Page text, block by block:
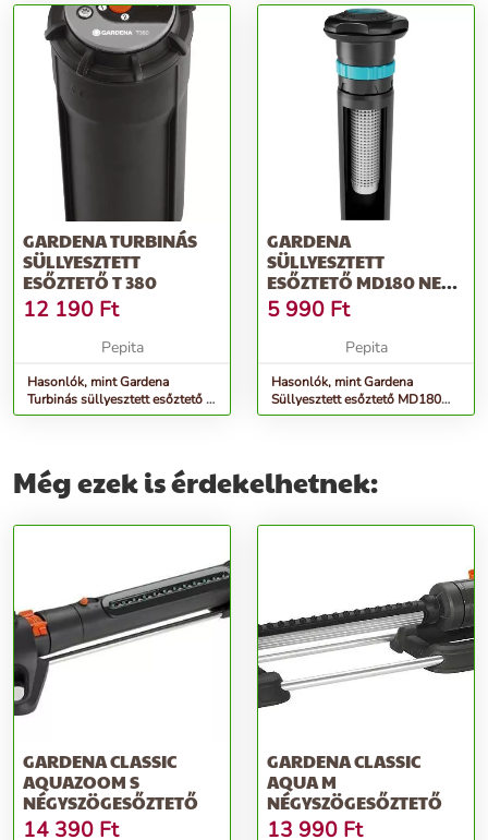
GARDENA TURBINÁS
SÜLLYESZTETT
ESŐZTETŐ T 380
12 190 Ft
Pepita
Hasonlók, mint Gardena
Turbinás süllyesztett esőztető T
380
GARDENA
SÜLLYESZTETT
ESŐZTETŐ MD180 NEM
LÉTEZIK A
HUSQVARNÁNÁL
5 990 Ft
Pepita
Hasonlók, mint Gardena
Süllyesztett esőztető MD180
nem létezik a husqvarnánál
Még ezek is érdekelhetnek:
GARDENA CLASSIC
AQUAZOOM S
NÉGYSZÖGESŐZTETŐ
14 390 Ft
GARDENA CLASSIC
AQUA M
NÉGYSZÖGESŐZTETŐ
13 990 Ft